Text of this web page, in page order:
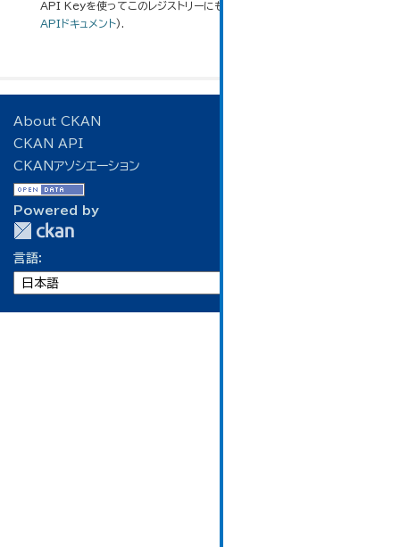
API Keyを使ってこのレジストリーにもアクセス可能です
APIドキュメント).
About CKAN
CKAN API
CKANアソシエーション
Powered by
言語